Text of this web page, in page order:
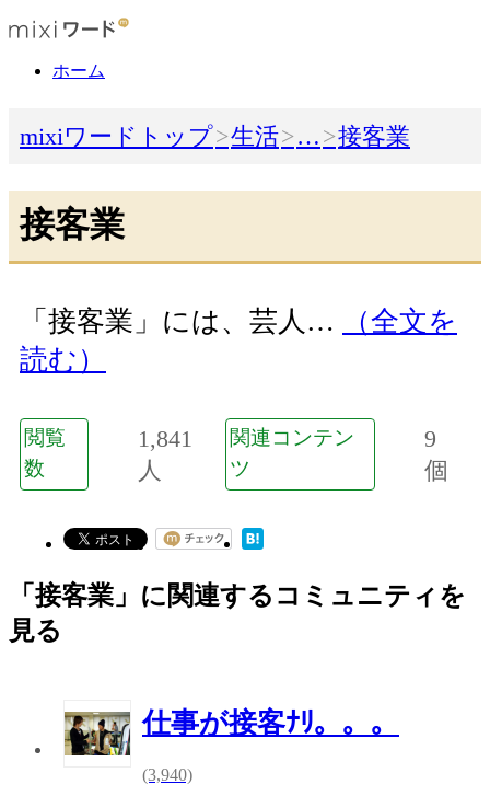
ホーム
mixiワードトップ 生活 … 接客業
接客業
「接客業」には、芸人…
（全文を
読む）
閲覧
数
1,841
人
関連コンテン
ツ
9
個
「接客業」に関連するコミュニティを
見る
仕事が接客ﾅﾘ。。。
(3,940)